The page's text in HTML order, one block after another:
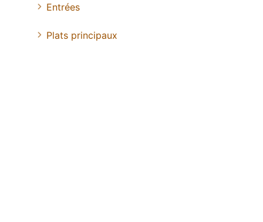
Entrées
Plats principaux